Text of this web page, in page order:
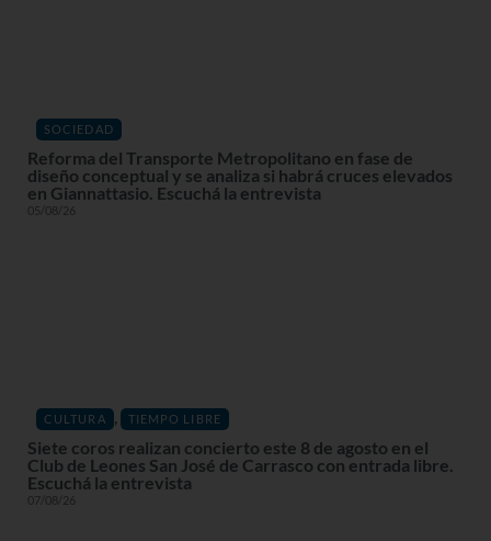
SOCIEDAD
Reforma del Transporte Metropolitano en fase de
diseño conceptual y se analiza si habrá cruces elevados
en Giannattasio. Escuchá la entrevista
05/08/26
CULTURA , TIEMPO LIBRE
Siete coros realizan concierto este 8 de agosto en el
Club de Leones San José de Carrasco con entrada libre.
Escuchá la entrevista
07/08/26